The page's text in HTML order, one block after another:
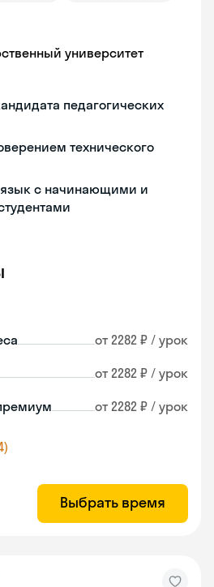
университет
педагогических
технического
с начинающими и
от 2282 ₽ / урок
от 2282 ₽ / урок
от 2282 ₽ / урок
Выбрать время